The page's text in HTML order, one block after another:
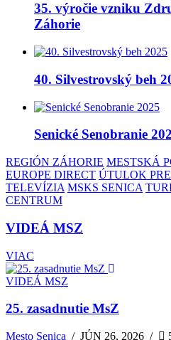
35. výročie vzniku
Záhorie
40. Silvestrovský beh
Senické Senobranie
REGIÓN ZÁHORIE MESTSKÁ
EUROPE DIRECT ÚTULOK
TELEVÍZIA MSKS SENICA
CENTRUM
VIDEÁ MSZ
VIAC
VIDEÁ MSZ
25. zasadnutie MsZ
Mesto Senica /JÚN 26, 2026 /